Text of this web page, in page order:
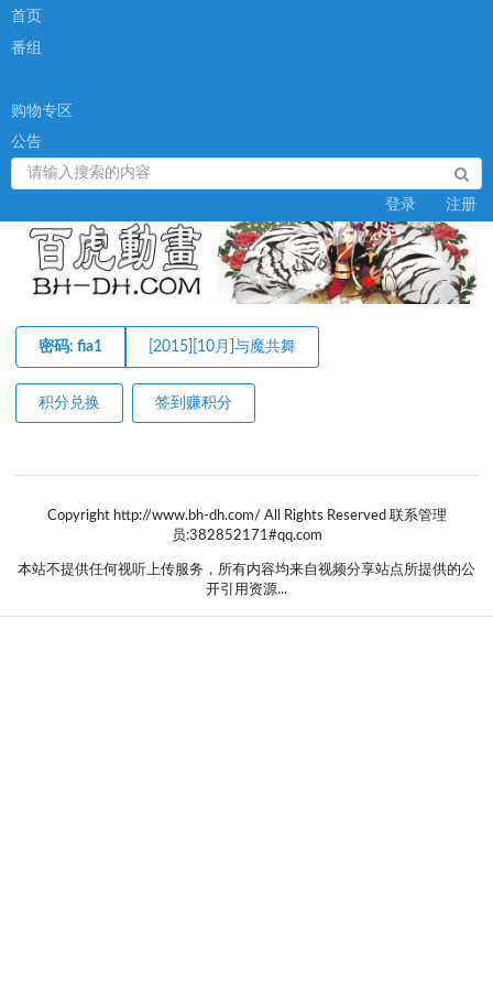
首页
番组
购物专区
公告
登录 注册
密码: fia1 [2015][10月]与魔共舞
积分兑换 签到赚积分
Copyright http://www.bh-dh.com/ All Rights Reserved 联系管理
员:382852171#qq.com
本站不提供任何视听上传服务，所有内容均来自视频分享站点所提供的公
开引用资源...